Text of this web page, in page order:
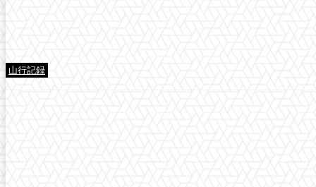
山行記録